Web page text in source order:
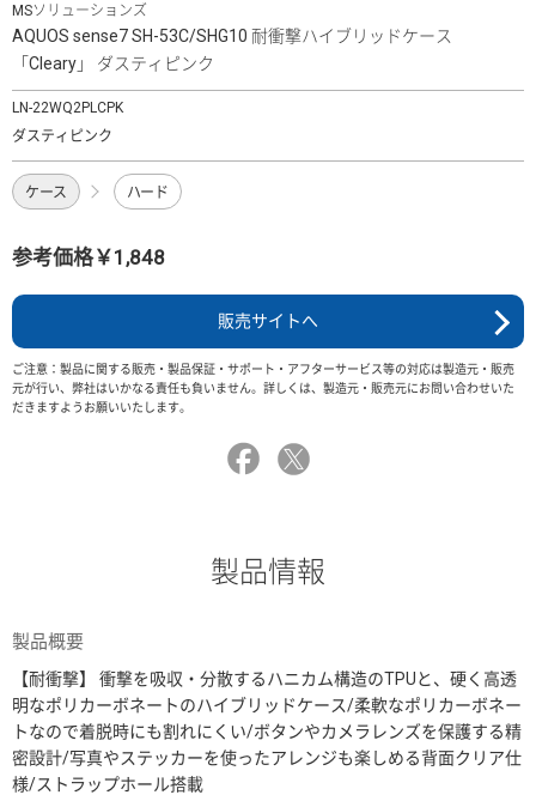
MSソリューションズ
AQUOS sense7 SH-53C/SHG10 耐衝撃ハイブリッドケース
「Cleary」 ダスティピンク
LN-22WQ2PLCPK
ダスティピンク
ケース ハード
参考価格￥1,848
販売サイトへ
ご注意：製品に関する販売・製品保証・サポート・アフターサービス等の対応は製造元・販売
元が行い、弊社はいかなる責任も負いません。詳しくは、製造元・販売元にお問い合わせいた
だきますようお願いいたします。
製品情報
製品概要
【耐衝撃】 衝撃を吸収・分散するハニカム構造のTPUと、硬く高透
明なポリカーボネートのハイブリッドケース/柔軟なポリカーボネー
トなので着脱時にも割れにくい/ボタンやカメラレンズを保護する精
密設計/写真やステッカーを使ったアレンジも楽しめる背面クリア仕
様/ストラップホール搭載